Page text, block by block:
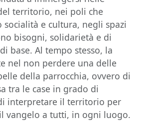
territorio, nei poli che
socialità e cultura, negli spazi
bisogni, solidarietà e di
base. Al tempo stesso, la
nel non perdere una delle
della parrocchia, ovvero di
tra le case in grado di
interpretare il territorio per
vangelo a tutti, in ogni luogo.